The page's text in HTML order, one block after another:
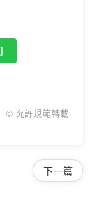
© 允許規範轉載
下一篇